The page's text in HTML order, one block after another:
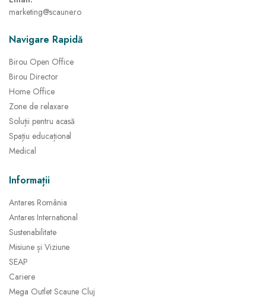
marketing@scaune.ro
Navigare Rapidă
Birou Open Office
Birou Director
Home Office
Zone de relaxare
Soluții pentru acasă
Spațiu educațional
Medical
Informații
Antares România
Antares International
Sustenabilitate
Misiune și Viziune
SEAP
Cariere
Mega Outlet Scaune Cluj